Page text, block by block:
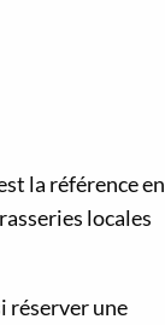
la référence en
locales
réserver une